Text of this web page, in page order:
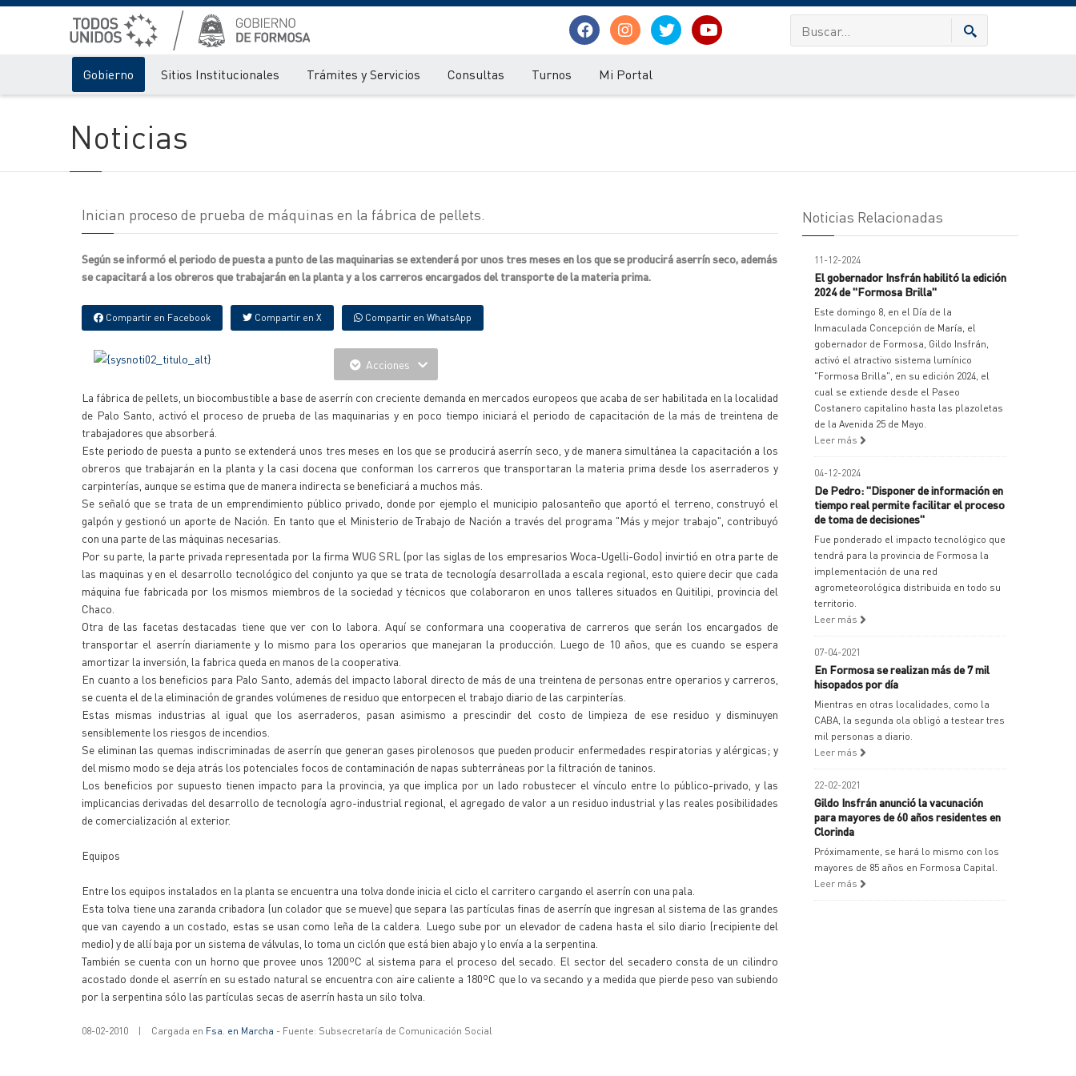
Gobierno Sitios Institucionales Trámites y Servicios Consultas Turnos Mi Portal
Noticias
Inician proceso de prueba de máquinas en la fábrica de pellets.
Según se informó el periodo de puesta a punto de las maquinarias se extenderá por unos tres meses en los que se producirá aserrín seco, además
se capacitará a los obreros que trabajarán en la planta y a los carreros encargados del transporte de la materia prima.
Compartir en Facebook Compartir en X Compartir en WhatsApp
Acciones
La fábrica de pellets, un biocombustible a base de aserrín con creciente demanda en mercados europeos que acaba de ser habilitada en la localidad
de Palo Santo, activó el proceso de prueba de las maquinarias y en poco tiempo iniciará el periodo de capacitación de la más de treintena de
trabajadores que absorberá.
Este periodo de puesta a punto se extenderá unos tres meses en los que se producirá aserrín seco, y de manera simultánea la capacitación a los
obreros que trabajarán en la planta y la casi docena que conforman los carreros que transportaran la materia prima desde los aserraderos y
carpinterías, aunque se estima que de manera indirecta se beneficiará a muchos más.
Se señaló que se trata de un emprendimiento público privado, donde por ejemplo el municipio palosanteño que aportó el terreno, construyó el
galpón y gestionó un aporte de Nación. En tanto que el Ministerio de Trabajo de Nación a través del programa "Más y mejor trabajo", contribuyó
con una parte de las máquinas necesarias.
Por su parte, la parte privada representada por la firma WUG SRL (por las siglas de los empresarios Woca-Ugelli-Godo) invirtió en otra parte de
las maquinas y en el desarrollo tecnológico del conjunto ya que se trata de tecnología desarrollada a escala regional, esto quiere decir que cada
máquina fue fabricada por los mismos miembros de la sociedad y técnicos que colaboraron en unos talleres situados en Quitilipi, provincia del
Chaco.
Otra de las facetas destacadas tiene que ver con lo labora. Aquí se conformara una cooperativa de carreros que serán los encargados de
transportar el aserrín diariamente y lo mismo para los operarios que manejaran la producción. Luego de 10 años, que es cuando se espera
amortizar la inversión, la fabrica queda en manos de la cooperativa.
En cuanto a los beneficios para Palo Santo, además del impacto laboral directo de más de una treintena de personas entre operarios y carreros,
se cuenta el de la eliminación de grandes volúmenes de residuo que entorpecen el trabajo diario de las carpinterías.
Estas mismas industrias al igual que los aserraderos, pasan asimismo a prescindir del costo de limpieza de ese residuo y disminuyen
sensiblemente los riesgos de incendios.
Se eliminan las quemas indiscriminadas de aserrín que generan gases pirolenosos que pueden producir enfermedades respiratorias y alérgicas; y
del mismo modo se deja atrás los potenciales focos de contaminación de napas subterráneas por la filtración de taninos.
Los beneficios por supuesto tienen impacto para la provincia, ya que implica por un lado robustecer el vínculo entre lo público-privado, y las
implicancias derivadas del desarrollo de tecnología agro-industrial regional, el agregado de valor a un residuo industrial y las reales posibilidades
de comercialización al exterior.
Equipos
Entre los equipos instalados en la planta se encuentra una tolva donde inicia el ciclo el carritero cargando el aserrín con una pala.
Esta tolva tiene una zaranda cribadora (un colador que se mueve) que separa las partículas finas de aserrín que ingresan al sistema de las grandes
que van cayendo a un costado, estas se usan como leña de la caldera. Luego sube por un elevador de cadena hasta el silo diario (recipiente del
medio) y de allí baja por un sistema de válvulas, lo toma un ciclón que está bien abajo y lo envía a la serpentina.
También se cuenta con un horno que provee unos 1200ºC al sistema para el proceso del secado. El sector del secadero consta de un cilindro
acostado donde el aserrín en su estado natural se encuentra con aire caliente a 180ºC que lo va secando y a medida que pierde peso van subiendo
por la serpentina sólo las partículas secas de aserrín hasta un silo tolva.
08-02-2010 | Cargada en Fsa. en Marcha - Fuente: Subsecretaría de Comunicación Social
Noticias Relacionadas
11-12-2024
El gobernador Insfrán habilitó la edición
2024 de "Formosa Brilla"
Este domingo 8, en el Día de la
Inmaculada Concepción de María, el
gobernador de Formosa, Gildo Insfrán,
activó el atractivo sistema lumínico
"Formosa Brilla", en su edición 2024, el
cual se extiende desde el Paseo
Costanero capitalino hasta las plazoletas
de la Avenida 25 de Mayo.
Leer más
04-12-2024
De Pedro: "Disponer de información en
tiempo real permite facilitar el proceso
de toma de decisiones"
Fue ponderado el impacto tecnológico que
tendrá para la provincia de Formosa la
implementación de una red
agrometeorológica distribuida en todo su
territorio.
Leer más
07-04-2021
En Formosa se realizan más de 7 mil
hisopados por día
Mientras en otras localidades, como la
CABA, la segunda ola obligó a testear tres
mil personas a diario.
Leer más
22-02-2021
Gildo Insfrán anunció la vacunación
para mayores de 60 años residentes en
Clorinda
Próximamente, se hará lo mismo con los
mayores de 85 años en Formosa Capital.
Leer más